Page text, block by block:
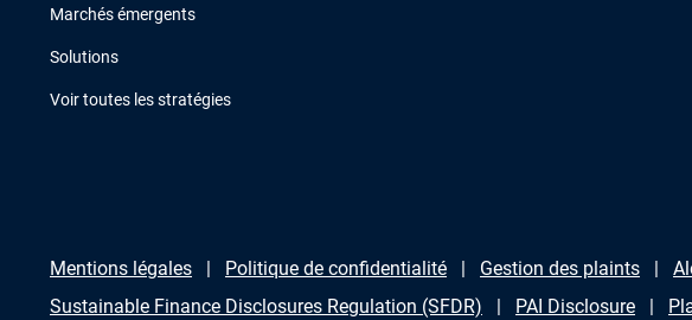
Marchés émergents
Solutions
Voir toutes les stratégies
Mentions légales Politique de confidentialité Gestion des plaints
Sustainable Finance Disclosures Regulation (SFDR)
PAI Disclosure